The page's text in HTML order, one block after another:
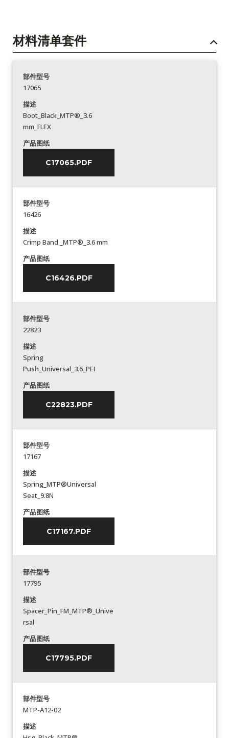
材料清单套件
部件型号
17065
描述
Boot_Black_MTP®_3.6
mm_FLEX
产品图纸
C17065.PDF
部件型号
16426
描述
Crimp Band _MTP®_3.6 mm
产品图纸
C16426.PDF
部件型号
22823
描述
Spring
Push_Universal_3.6_PEI
产品图纸
C22823.PDF
部件型号
17167
描述
Spring_MTP®Universal
Seat_9.8N
产品图纸
C17167.PDF
部件型号
17795
描述
Spacer_Pin_FM_MTP®_Unive
rsal
产品图纸
C17795.PDF
部件型号
MTP-A12-02
描述